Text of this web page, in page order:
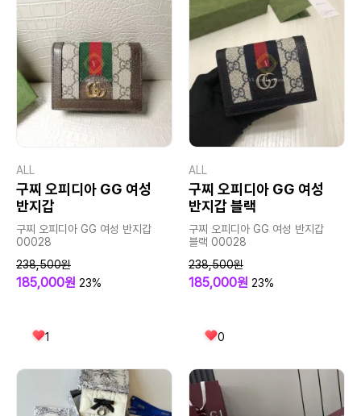
ALL
구찌 오피디아 GG 여성
반지갑
구찌 오피디아 GG 여성 반지갑
00028
238,500원
185,000원 23%
1
ALL
구찌 오피디아 GG 여성
반지갑 블랙
구찌 오피디아 GG 여성 반지갑
블랙 00028
238,500원
185,000원 23%
0